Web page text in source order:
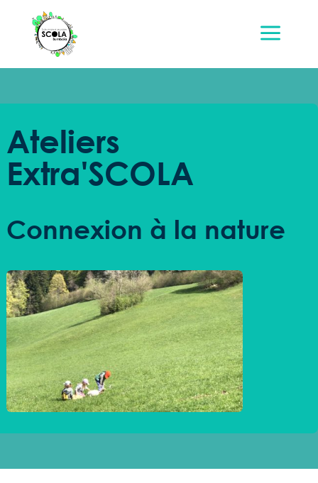
a
Ateliers
Extra'SCOLA
Connexion à la nature